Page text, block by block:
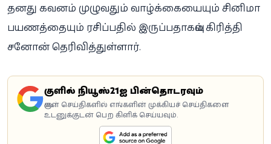
தனது கவனம் முழுவதும் வாழ்க்கையையும் சினிமா
பயணத்தையும் ரசிப்பதில் இருப்பதாகவும் கிரித்தி
சனோன் தெரிவித்துள்ளார்.
கூகுளில் நியூஸ்21ஐ பின்தொடரவும்
கூகுள் செய்திகளில் எங்களின் முக்கியச் செய்திகளை
உடனுக்குடன் பெற கிளிக் செய்யவும்.